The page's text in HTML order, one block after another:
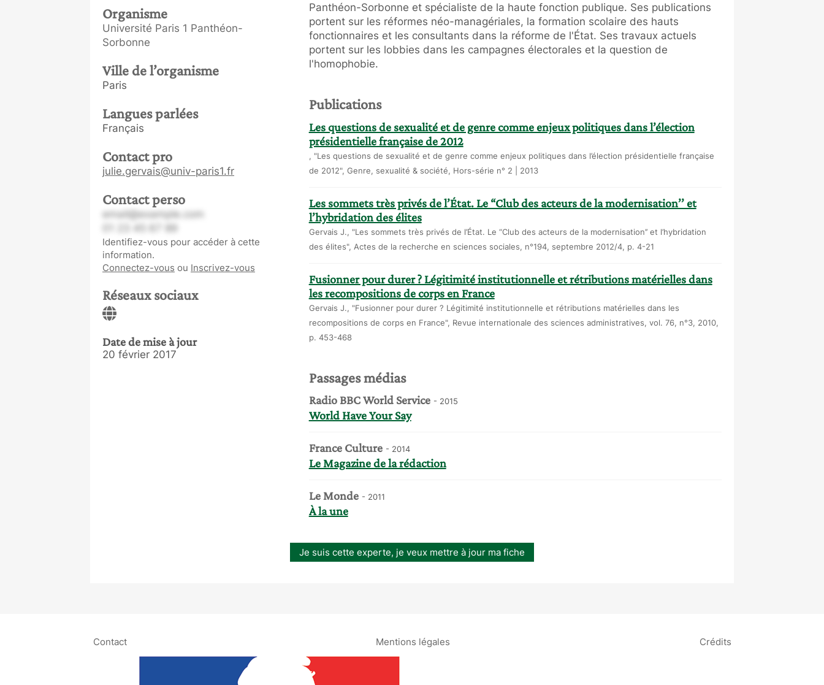
Organisme
Université Paris 1 Panthéon-
Sorbonne
Ville de l’organisme
Paris
Langues parlées
Français
Contact pro
julie.gervais@univ-paris1.fr
Contact perso
email@example.com
Identifiez-vous pour accéder à cette
information.
Connectez-vous ou Inscrivez-vous
Réseaux sociaux
Date de mise à jour
20 février 2017
Panthéon-Sorbonne et spécialiste de la haute fonction publique. Ses publications
portent sur les réformes néo-managériales, la formation scolaire des hauts
fonctionnaires et les consultants dans la réforme de l'État. Ses travaux actuels
portent sur les lobbies dans les campagnes électorales et la question de
l'homophobie.
Publications
Les questions de sexualité et de genre comme enjeux politiques dans l’élection
présidentielle française de 2012
, "Les questions de sexualité et de genre comme enjeux politiques dans l’élection présidentielle française
de 2012", Genre, sexualité & société, Hors-série n° 2 | 2013
Les sommets très privés de l’État. Le “Club des acteurs de la modernisation’’ et
l’hybridation des élites
Gervais J., "Les sommets très privés de l’État. Le “Club des acteurs de la modernisation’’ et l’hybridation
des élites", Actes de la recherche en sciences sociales, n°194, septembre 2012/4, p. 4-21
Fusionner pour durer ? Légitimité institutionnelle et rétributions matérielles dans
les recompositions de corps en France
Gervais J., "Fusionner pour durer ? Légitimité institutionnelle et rétributions matérielles dans les
recompositions de corps en France", Revue internationale des sciences administratives, vol. 76, n°3, 2010,
p. 453-468
Passages médias
Radio BBC World Service - 2015
World Have Your Say
France Culture - 2014
Le Magazine de la rédaction
Le Monde - 2011
À la une
Je suis cette experte, je veux mettre à jour ma fiche
Contact Mentions légales Crédits